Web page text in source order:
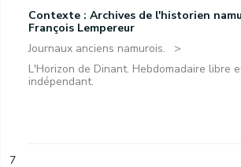
Contexte : Archives de l'historien
François Lempereur
Journaux anciens namurois.
L'Horizon de Dinant. Hebdomadaire libre
indépendant.
7